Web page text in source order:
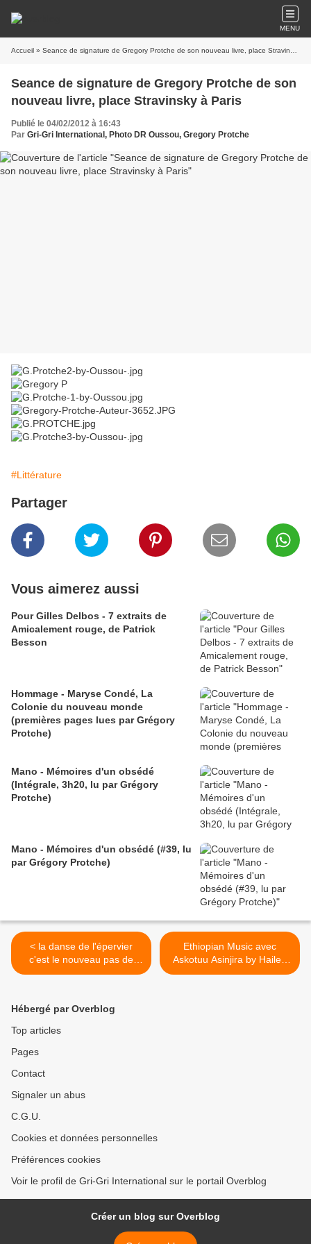
MENU
Accueil » Seance de signature de Gregory Protche de son nouveau livre, place Stravinsky à Paris
Seance de signature de Gregory Protche de son
nouveau livre, place Stravinsky à Paris
Publié le 04/02/2012 à 16:43
Par Gri-Gri International, Photo DR Oussou, Gregory Protche
#Littérature
Partager
Vous aimerez aussi
Pour Gilles Delbos - 7 extraits de
Amicalement rouge, de Patrick
Besson
Hommage - Maryse Condé, La
Colonie du nouveau monde
(premières pages lues par Grégory
Protche)
Mano - Mémoires d'un obsédé
(Intégrale, 3h20, lu par Grégory
Protche)
Mano - Mémoires d'un obsédé (#39, lu
par Grégory Protche)
< la danse de l'épervier
c'est le nouveau pas de
danse de LEELA 1er.
Ethiopian Music avec
Askotuu Asinjira by Haile -
Yesus Feyssa >
Hébergé par Overblog
Top articles
Pages
Contact
Signaler un abus
C.G.U.
Cookies et données personnelles
Préférences cookies
Voir le profil de Gri-Gri International sur le portail Overblog
Créer un blog sur Overblog